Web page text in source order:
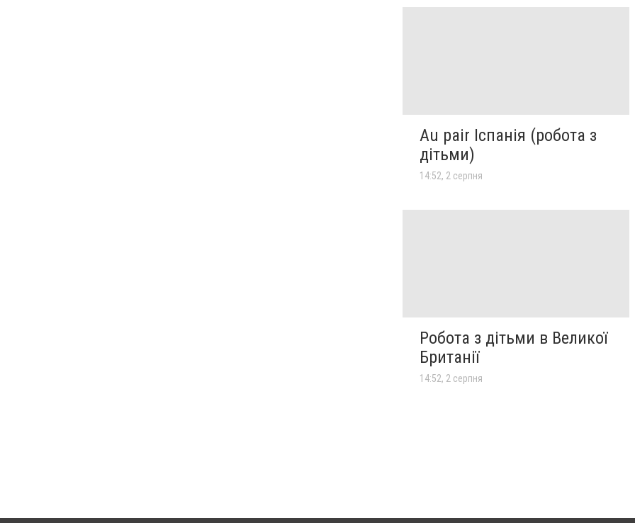
Au pair Іспанія (робота з
дітьми)
14:52, 2 серпня
Робота з дітьми в Великої
Британії
14:52, 2 серпня